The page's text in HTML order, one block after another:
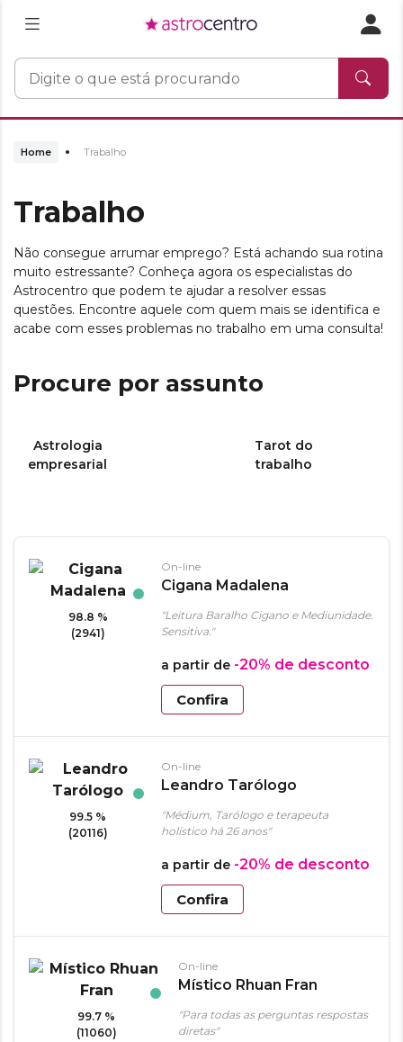
Home Trabalho
Trabalho
Não consegue arrumar emprego? Está achando sua rotina
muito estressante? Conheça agora os especialistas do
Astrocentro que podem te ajudar a resolver essas
questões. Encontre aquele com quem mais se identifica e
acabe com esses problemas no trabalho em uma consulta!
Procure por assunto
Astrologia
empresarial
Tarot do
trabalho
98.8 %
(2941)
On-line
Cigana Madalena
"Leitura Baralho Cigano e Mediunidade.
Sensitiva."
a partir de -20% de desconto
Confira
99.5 %
(20116)
On-line
Leandro Tarólogo
"Médium, Tarólogo e terapeuta
holístico há 26 anos"
a partir de -20% de desconto
Confira
99.7 %
(11060)
On-line
Místico Rhuan Fran
"Para todas as perguntas respostas
diretas"